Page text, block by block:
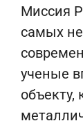
Миссия
самых
ученые